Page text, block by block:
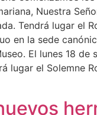
Nuestra
Tendrá lugar el
en la sede
El lunes 18 de
lugar el Solemne